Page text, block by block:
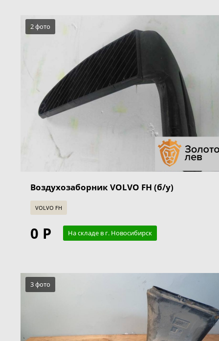
2 фото
Воздухозаборник VOLVO FH (б/у)
VOLVO FH
0 Р На складе в г. Новосибирск
3 фото